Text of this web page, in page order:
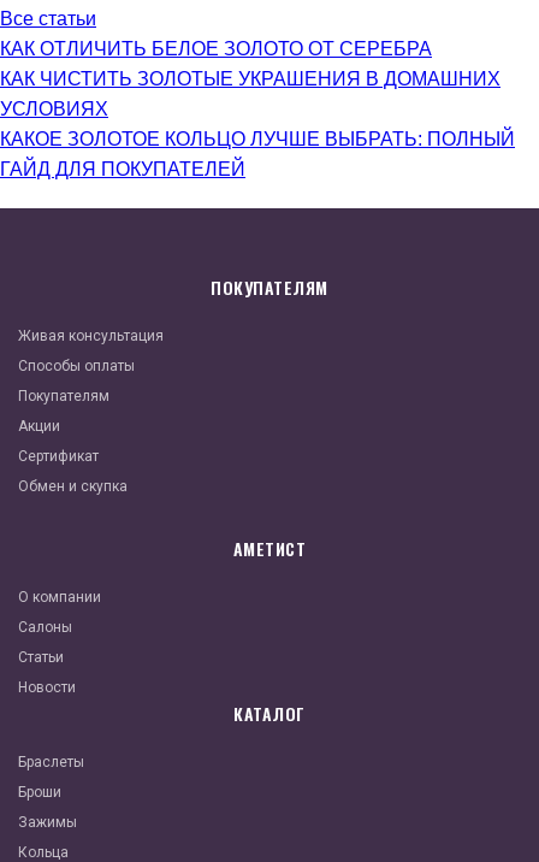
Все статьи
КАК ОТЛИЧИТЬ БЕЛОЕ ЗОЛОТО ОТ СЕРЕБРА
КАК ЧИСТИТЬ ЗОЛОТЫЕ УКРАШЕНИЯ В ДОМАШНИХ
УСЛОВИЯХ
КАКОЕ ЗОЛОТОЕ КОЛЬЦО ЛУЧШЕ ВЫБРАТЬ: ПОЛНЫЙ
ГАЙД ДЛЯ ПОКУПАТЕЛЕЙ
ПОКУПАТЕЛЯМ
Живая консультация
Способы оплаты
Покупателям
Акции
Сертификат
Обмен и скупка
АМЕТИСТ
О компании
Салоны
Статьи
Новости
КАТАЛОГ
Браслеты
Броши
Зажимы
Кольца